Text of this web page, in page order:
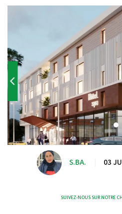
S.BA. 03
SUIVEZ-NOUS SUR NOTRE